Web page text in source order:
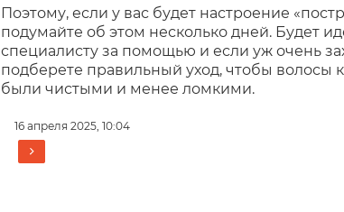
Поэтому, если у вас будет настроение
подумайте об этом несколько дней. Будет
специалисту за помощью и если уж очень
подберете правильный уход, чтобы волосы
были чистыми и менее ломкими.
16 апреля 2025, 10:04